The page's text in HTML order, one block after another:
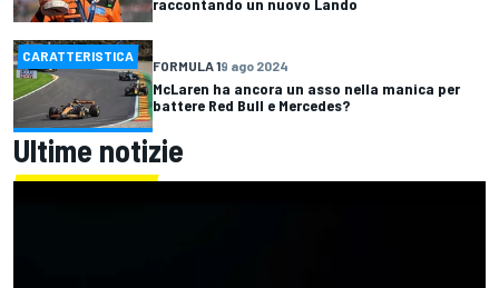
CARATTERISTICA
FORMULA 19 ago 2024
McLaren ha ancora un asso nella manica per
battere Red Bull e Mercedes?
Ultime notizie